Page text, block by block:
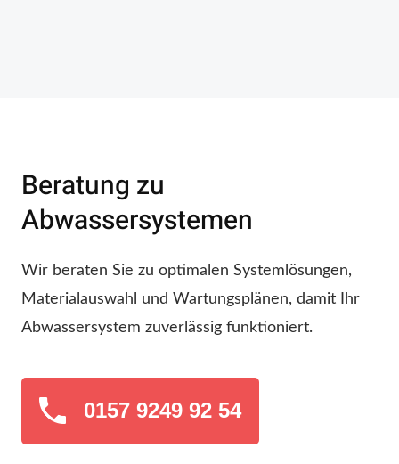
Beratung zu
Abwassersystemen
Wir beraten Sie zu optimalen Systemlösungen,
Materialauswahl und Wartungsplänen, damit Ihr
Abwassersystem zuverlässig funktioniert.
0157 9249 92 54